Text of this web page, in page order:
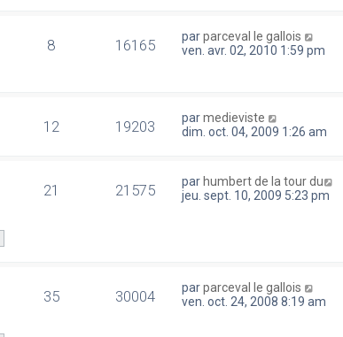
8 16165 parparceval le gallois
ven. avr. 02, 2010 1:59 pm
12 19203 parmedieviste
dim. oct. 04, 2009 1:26 am
21 21575 par humbert de la tour du
jeu. sept. 10, 2009 5:23 pm
35 30004 parparceval le gallois
ven. oct. 24, 2008 8:19 am